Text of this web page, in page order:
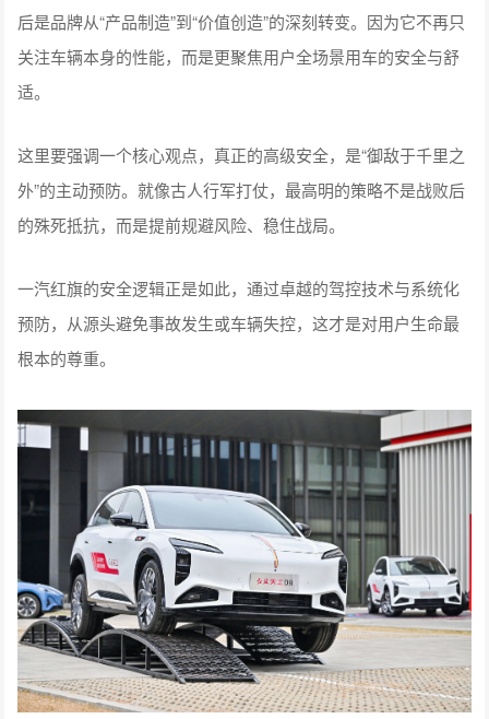
后是品牌从“产品制造”到“价值创造”的深刻转变。因为它不再只
关注车辆本身的性能，而是更聚焦用户全场景用车的安全与舒
适。
这里要强调一个核心观点，真正的高级安全，是“御敌于千里之
外”的主动预防。就像古人行军打仗，最高明的策略不是战败后
的殊死抵抗，而是提前规避风险、稳住战局。
一汽红旗的安全逻辑正是如此，通过卓越的驾控技术与系统化
预防，从源头避免事故发生或车辆失控，这才是对用户生命最
根本的尊重。